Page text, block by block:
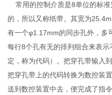
常用的控制介质是8单位的标
的，所以又称纸带。其宽为
有一个φ1.17mm的同步孔外，多
每行8个孔有无的排列组合来表
定，称为代码）。把穿孔带输入
把穿孔带上的代码转换为数控装
送到数控装置中去，便完成了指